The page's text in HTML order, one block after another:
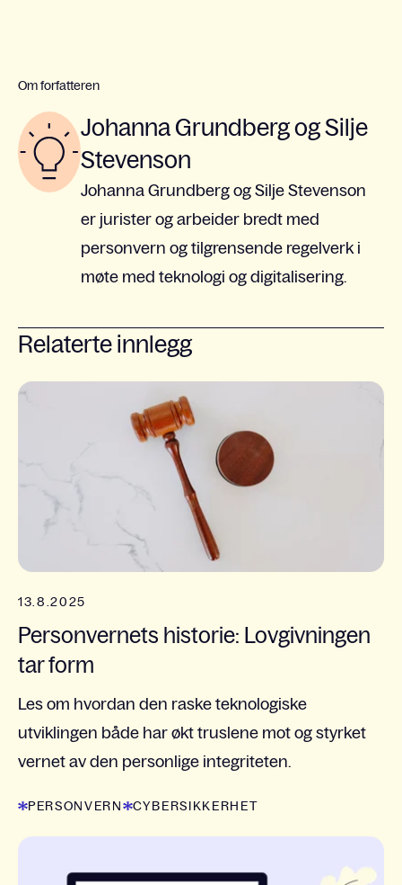
Om forfatteren
Johanna Grundberg og Silje
Stevenson
Johanna Grundberg og Silje Stevenson
er jurister og arbeider bredt med
personvern og tilgrensende regelverk i
møte med teknologi og digitalisering.
Relaterte innlegg
13.8.2025
Personvernets historie: Lovgivningen
tar form
Les om hvordan den raske teknologiske
utviklingen både har økt truslene mot og styrket
vernet av den personlige integriteten.
PERSONVERN CYBERSIKKERHET